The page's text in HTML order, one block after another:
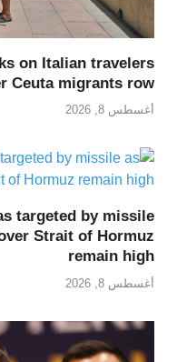
on Italian travelers
Ceuta migrants row
أغسطس 8, 2026
targeted by missile
Strait of Hormuz
remain high
أغسطس 8, 2026